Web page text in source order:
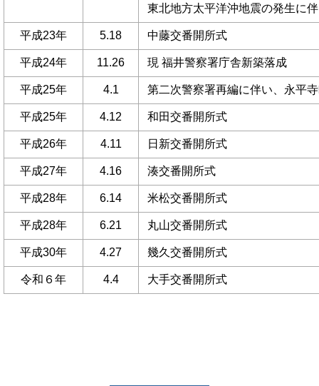
東北地方太平洋沖地震の発生に
平成23年 5.18 中藤交番開所式
平成24年 11.26 現 福井警察署庁舎新築落成
平成25年 4.1 第二次警察署再編に伴い、永平
平成25年 4.12 和田交番開所式
平成26年 4.11 日新交番開所式
平成27年 4.16 湊交番開所式
平成28年 6.14 米松交番開所式
平成28年 6.21 丸山交番開所式
平成30年 4.27 幾久交番開所式
令和６年 4.4 大手交番開所式